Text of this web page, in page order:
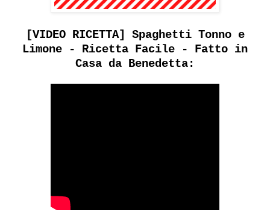
[VIDEO RICETTA] Spaghetti Tonno e
Limone - Ricetta Facile - Fatto in
Casa da Benedetta: